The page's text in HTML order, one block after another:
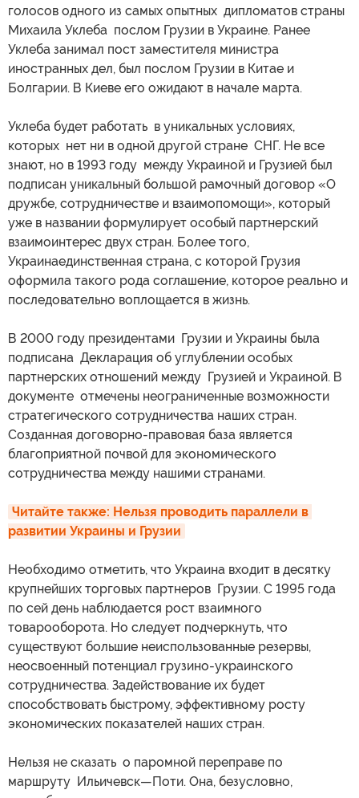
голосов одного из самых опытных дипломатов страны
Михаила Уклеба послом Грузии в Украине. Ранее
Уклеба занимал пост заместителя министра
иностранных дел, был послом Грузии в Китае и
Болгарии. В Киеве его ожидают в начале марта.
Уклеба будет работать в уникальных условиях,
которых нет ни в одной другой стране СНГ. Не все
знают, но в 1993 году между Украиной и Грузией был
подписан уникальный большой рамочный договор «О
дружбе, сотрудничестве и взаимопомощи», который
уже в названии формулирует особый партнерский
взаимоинтерес двух стран. Более того,
Украинаединственная страна, с которой Грузия
оформила такого рода соглашение, которое реально и
последовательно воплощается в жизнь.
В 2000 году президентами Грузии и Украины была
подписана Декларация об углублении особых
партнерских отношений между Грузией и Украиной. В
документе отмечены неограниченные возможности
стратегического сотрудничества наших стран.
Созданная договорно-правовая база является
благоприятной почвой для экономического
сотрудничества между нашими странами.
Читайте также: Нельзя проводить параллели в
развитии Украины и Грузии
Необходимо отметить, что Украина входит в десятку
крупнейших торговых партнеров Грузии. С 1995 года
по сей день наблюдается рост взаимного
товарооборота. Но следует подчеркнуть, что
существуют большие неиспользованные резервы,
неосвоенный потенциал грузино-украинского
сотрудничества. Задействование их будет
способствовать быстрому, эффективному росту
экономических показателей наших стран.
Нельзя не сказать о паромной переправе по
маршруту Ильичевск—Поти. Она, безусловно,